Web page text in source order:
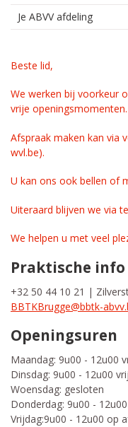
Je ABVV afdeling
Beste lid,
We werken bij voorkeur
vrije openingsmomenten.
Afspraak maken kan via
wvl.be).
U kan ons ook bellen of
Uiteraard blijven we via
We helpen u met veel
Praktische info
+32 50 44 10 21 |
BBTKBrugge@bbtk-
Openingsuren
Maandag: 9u00 - 12u00
Dinsdag: 9u00 - 12u00
Woensdag: gesloten
Donderdag: 9u00 -
Vrijdag:9u00 - 12u00 op